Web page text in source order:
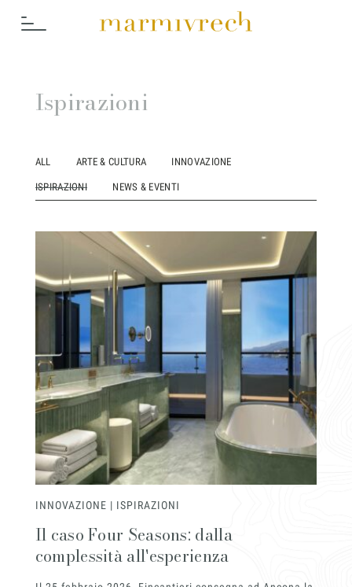
Cosa
Settori
Ispirazioni
ALL ARTE & CULTURA INNOVAZIONE
ISPIRAZIONI NEWS & EVENTI
INNOVAZIONE | ISPIRAZIONI
Il caso Four Seasons: dalla
complessità all'esperienza